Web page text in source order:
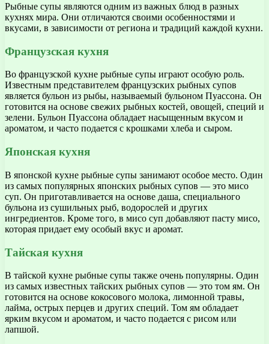
Рыбные супы являются одним из важных блюд в разных
кухнях мира. Они отличаются своими особенностями и
вкусами, в зависимости от региона и традиций каждой кухни.
Французская кухня
Во французской кухне рыбные супы играют особую роль.
Известным представителем французских рыбных супов
является бульон из рыбы, называемый бульоном Пуассона. Он
готовится на основе свежих рыбных костей, овощей, специй и
зелени. Бульон Пуассона обладает насыщенным вкусом и
ароматом, и часто подается с крошками хлеба и сыром.
Японская кухня
В японской кухне рыбные супы занимают особое место. Один
из самых популярных японских рыбных супов — это мисо
суп. Он приготавливается на основе даша, специального
бульона из сушильных рыб, водорослей и других
ингредиентов. Кроме того, в мисо суп добавляют пасту мисо,
которая придает ему особый вкус и аромат.
Тайская кухня
В тайской кухне рыбные супы также очень популярны. Один
из самых известных тайских рыбных супов — это том ям. Он
готовится на основе кокосового молока, лимонной травы,
лайма, острых перцев и других специй. Том ям обладает
ярким вкусом и ароматом, и часто подается с рисом или
лапшой.